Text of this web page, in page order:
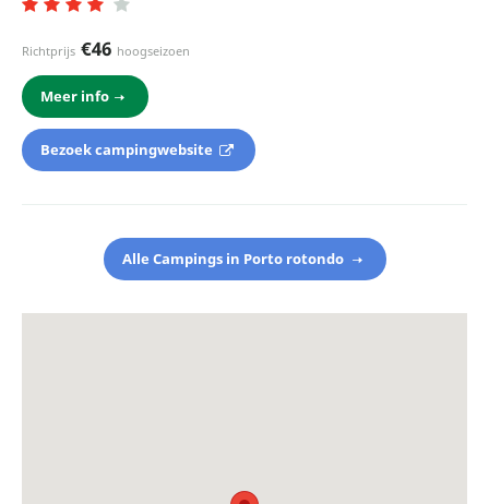
Richtprijs €46 hoogseizoen
Meer info
Bezoek campingwebsite
Alle Campings in Porto rotondo